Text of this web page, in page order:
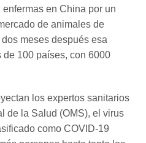
en China por un
de animales de
meses después esa
100 países, con 6000
los expertos sanitarios
de la Salud (OMS), el virus
como COVID-19